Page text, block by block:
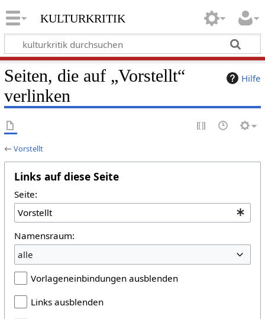
kulturkritik
Hilfe
Seiten, die auf „Vorstellt“
verlinken
←Vorstellt
Links auf diese Seite
Seite:
Namensraum:
alle
Vorlageneinbindungen ausblenden
Links ausblenden